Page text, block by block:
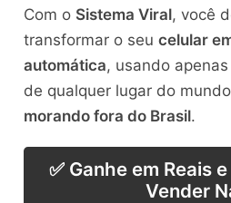
Com o Sistema Viral, você
transformar o seu celular
automática, usando
de qualquer lugar do
morando fora do Brasil.
✅ Ganhe em Reais
Vender